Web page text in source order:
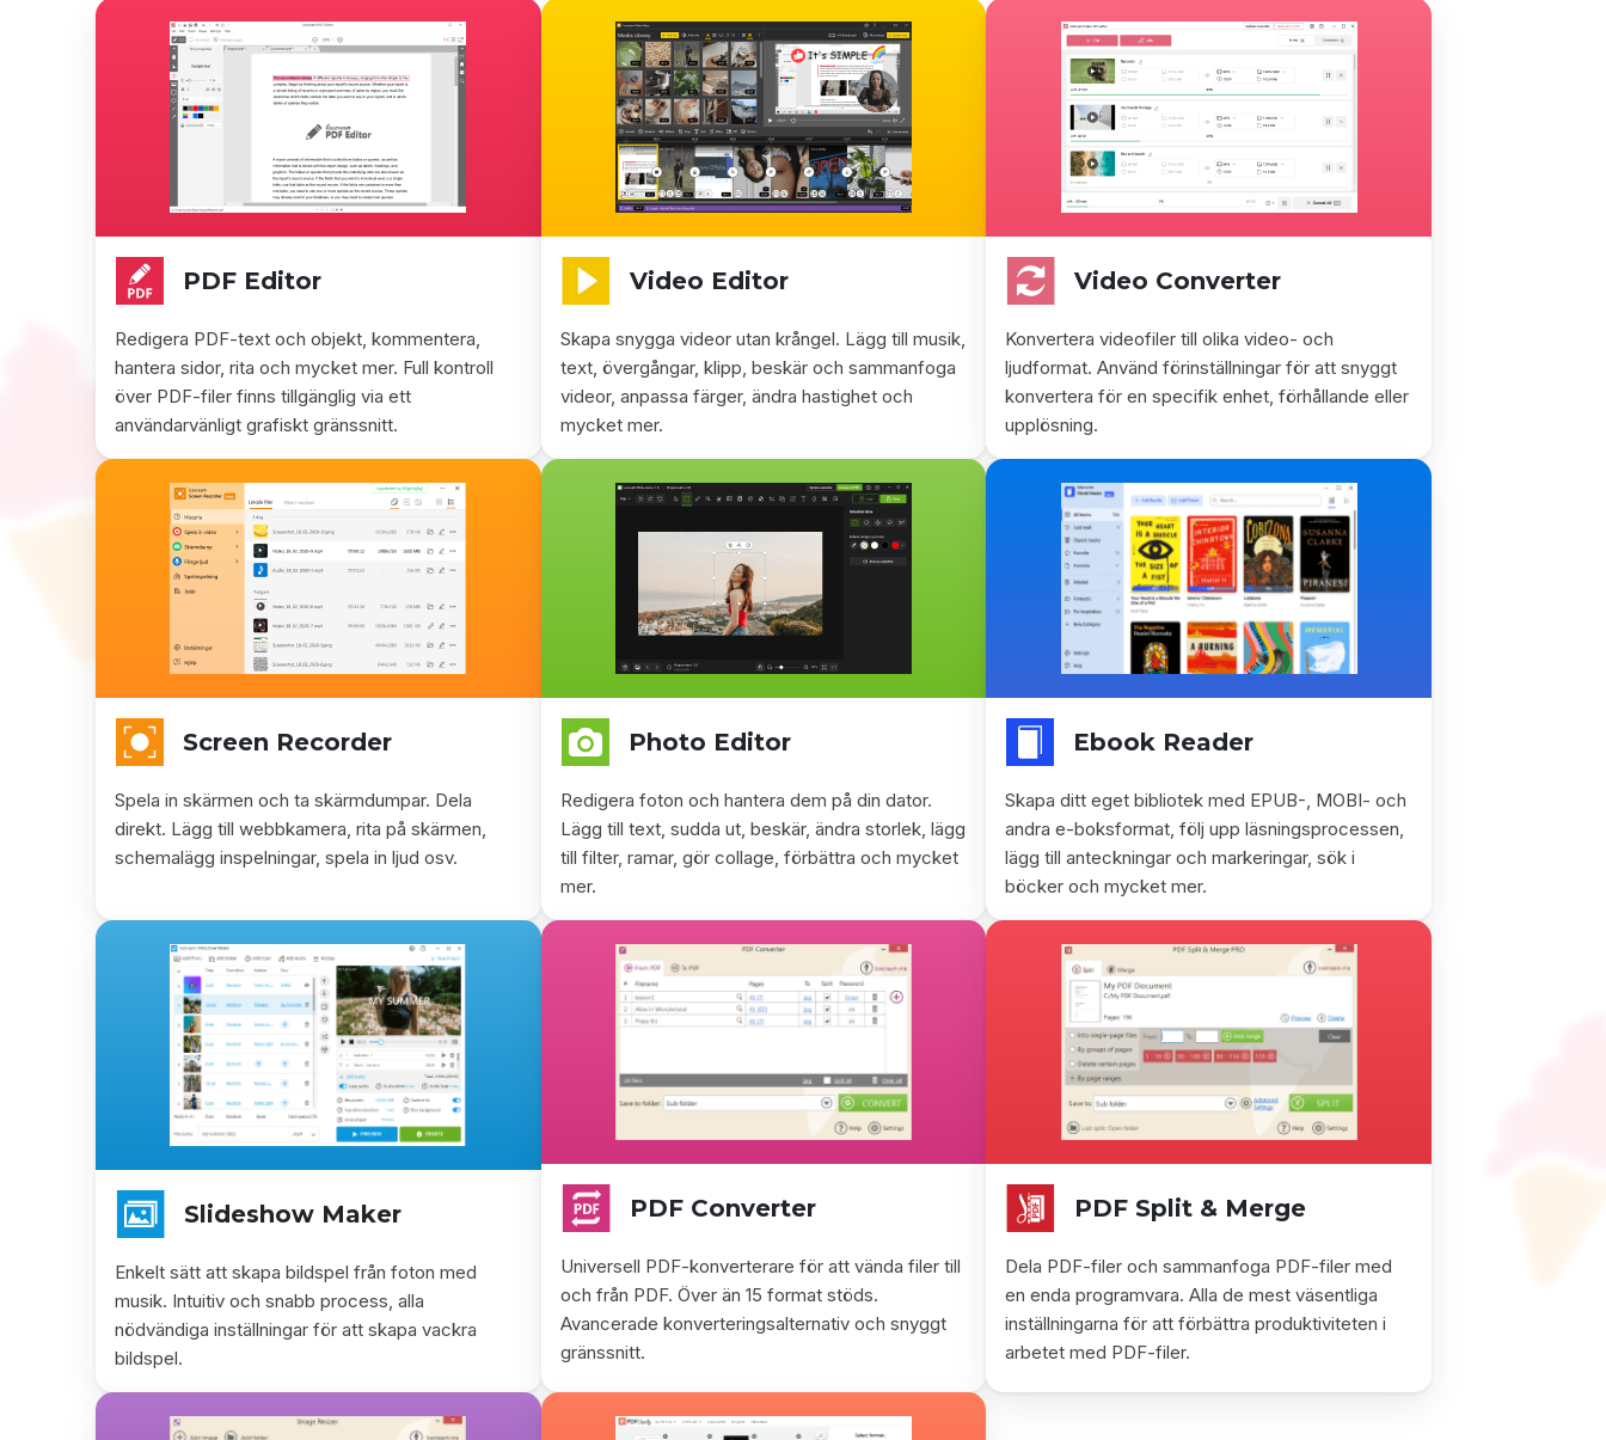
PDF Editor
Redigera PDF-text och objekt, kommentera,
hantera sidor, rita och mycket mer. Full kontroll
över PDF-filer finns tillgänglig via ett
användarvänligt grafiskt gränssnitt.
Video Editor
Skapa snygga videor utan krångel. Lägg till musik,
text, övergångar, klipp, beskär och sammanfoga
videor, anpassa färger, ändra hastighet och
mycket mer.
Video Converter
Konvertera videofiler till olika video- och
ljudformat. Använd förinställningar för att snyggt
konvertera för en specifik enhet, förhållande eller
upplösning.
Screen Recorder
Spela in skärmen och ta skärmdumpar. Dela
direkt. Lägg till webbkamera, rita på skärmen,
schemalägg inspelningar, spela in ljud osv.
Photo Editor
Redigera foton och hantera dem på din dator.
Lägg till text, sudda ut, beskär, ändra storlek, lägg
till filter, ramar, gör collage, förbättra och mycket
mer.
Ebook Reader
Skapa ditt eget bibliotek med EPUB-, MOBI- och
andra e-boksformat, följ upp läsningsprocessen,
lägg till anteckningar och markeringar, sök i
böcker och mycket mer.
Slideshow Maker
Enkelt sätt att skapa bildspel från foton med
musik. Intuitiv och snabb process, alla
nödvändiga inställningar för att skapa vackra
bildspel.
PDF Converter
Universell PDF-konverterare för att vända filer till
och från PDF. Över än 15 format stöds.
Avancerade konverteringsalternativ och snyggt
gränssnitt.
PDF Split & Merge
Dela PDF-filer och sammanfoga PDF-filer med
en enda programvara. Alla de mest väsentliga
inställningarna för att förbättra produktiviteten i
arbetet med PDF-filer.